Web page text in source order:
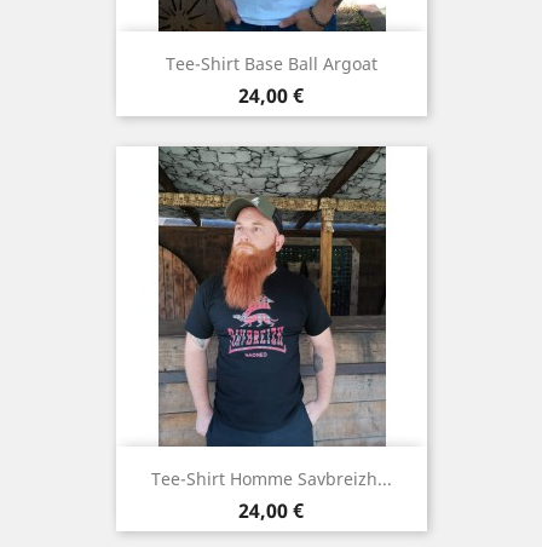
Tee-Shirt Base Ball Argoat
Prix
24,00 €
Tee-Shirt Homme Savbreizh...
Prix
24,00 €